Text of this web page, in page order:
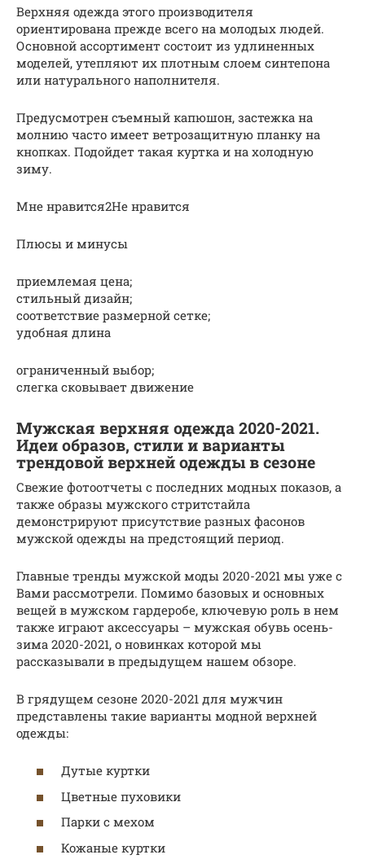
Верхняя одежда этого производителя
ориентирована прежде всего на молодых людей.
Основной ассортимент состоит из удлиненных
моделей, утепляют их плотным слоем синтепона
или натурального наполнителя.
Предусмотрен съемный капюшон, застежка на
молнию часто имеет ветрозащитную планку на
кнопках. Подойдет такая куртка и на холодную
зиму.
Мне нравится2Не нравится
Плюсы и минусы
приемлемая цена;
стильный дизайн;
соответствие размерной сетке;
удобная длина
ограниченный выбор;
слегка сковывает движение
Мужская верхняя одежда 2020-2021.
Идеи образов, стили и варианты
трендовой верхней одежды в сезоне
Свежие фотоотчеты с последних модных показов, а
также образы мужского стритстайла
демонстрируют присутствие разных фасонов
мужской одежды на предстоящий период.
Главные тренды мужской моды 2020-2021 мы уже с
Вами рассмотрели. Помимо базовых и основных
вещей в мужском гардеробе, ключевую роль в нем
также играют аксессуары – мужская обувь осень-
зима 2020-2021, о новинках которой мы
рассказывали в предыдущем нашем обзоре.
В грядущем сезоне 2020-2021 для мужчин
представлены такие варианты модной верхней
одежды:
Дутые куртки
Цветные пуховики
Парки с мехом
Кожаные куртки